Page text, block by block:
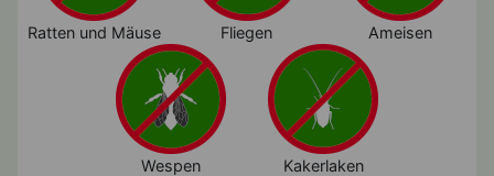
Ratten und Mäuse Fliegen Ameisen
Wespen Kakerlaken